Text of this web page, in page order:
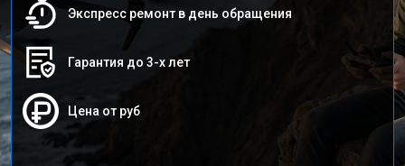
Экспресс ремонт в день обращения
Гарантия до 3-х лет
Цена от руб